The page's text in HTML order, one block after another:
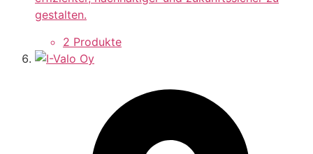
gestalten.
2 Produkte